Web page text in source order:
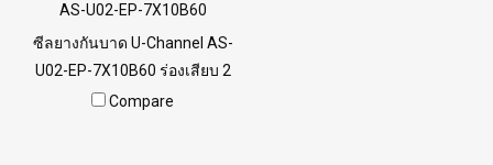
AS-U02-EP-7X10B60
ซีลยางกันบาด U-Channel AS-
U02-EP-7X10B60 ร่องเสียบ 2
mm พร้อมส่ง Tel: 0 2489 5525
Compare